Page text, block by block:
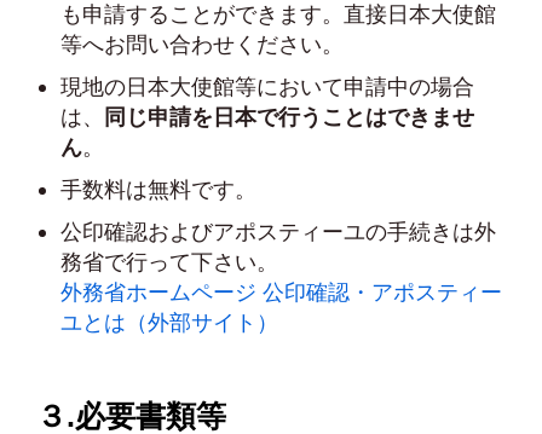
も申請することができます。直接日本大使館
等へお問い合わせください。
現地の日本大使館等において申請中の場合
は、
同じ申請を日本で行うことはできませ
ん。
手数料は無料です。
公印確認およびアポスティーユの手続きは外
務省で行って下さい。
外務省ホームページ 公印確認・アポスティー
ユとは（外部サイト）
３.必要書類等